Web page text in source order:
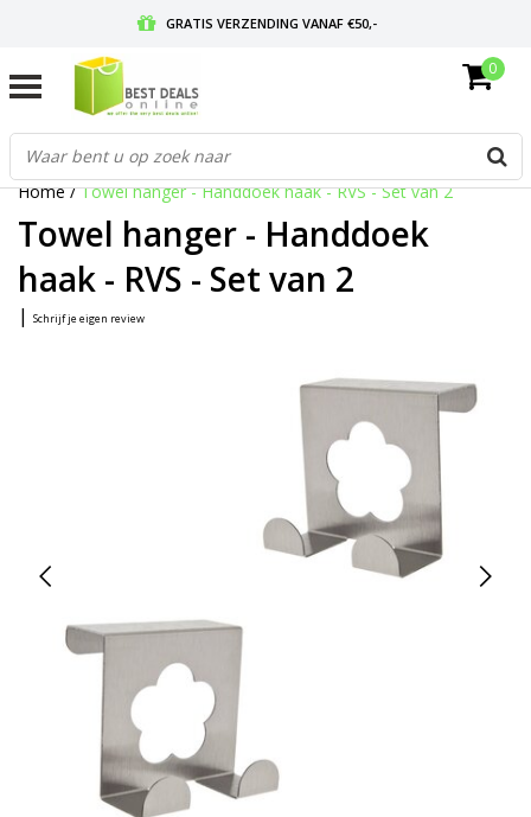
GRATIS VERZENDING VANAF €50,-
GRATIS RETOURNEREN EN 30 DAGEN BEDENKTIJD
0
Home/Towel hanger - Handdoek haak - RVS - Set van 2
Towel hanger - Handdoek
haak - RVS - Set van 2
| Schrijf je eigen review